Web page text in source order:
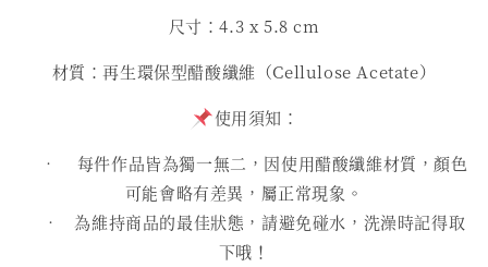
尺寸：4.3 x 5.8 cm
材質：再生環保型醋酸纖維（Cellulose Acetate）
使用須知：
• 每件作品皆為獨一無二，因使用醋酸纖維材質，顏色
可能會略有差異，屬正常現象。
• 為維持商品的最佳狀態，請避免碰水，洗澡時記得取
下哦！